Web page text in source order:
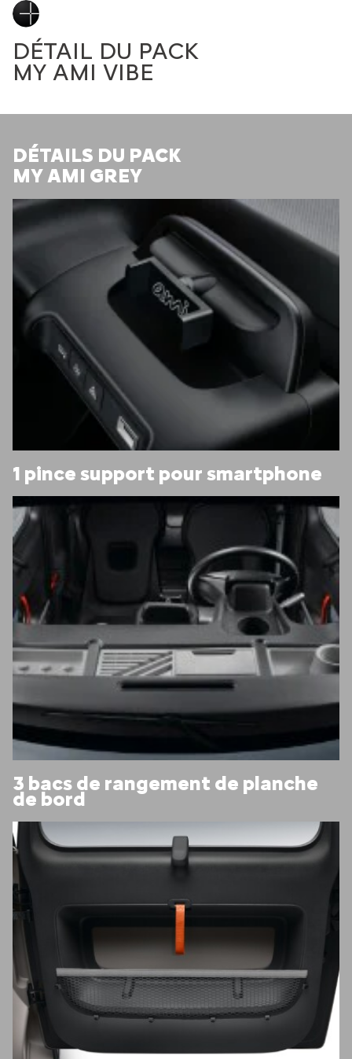
DÉTAIL DU PACK
MY AMI VIBE
DÉTAILS DU PACK
MY AMI GREY
1 pince support pour smartphone
3 bacs de rangement de planche
de bord